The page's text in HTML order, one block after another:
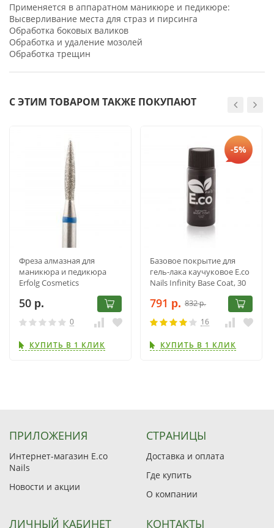
Применяется в аппаратном маникюре и педикюре:
Высверливание места для страз и пирсинга
Обработка боковых валиков
Обработка и удаление мозолей
Обработка трещин
С ЭТИМ ТОВАРОМ ТАКЖЕ ПОКУПАЮТ
Фреза алмазная для
маникюра и педикюра
Erfolg Cosmetics
50 р.
0
КУПИТЬ В 1 КЛИК
-5%
Базовое покрытие для
гель-лака каучуковое E.co
Nails Infinity Base Coat, 30
791 р. 832р.
16
КУПИТЬ В 1 КЛИК
ПРИЛОЖЕНИЯ
Интернет-магазин E.co
Nails
Новости и акции
СТРАНИЦЫ
Доставка и оплата
Где купить
О компании
ЛИЧНЫЙ КАБИНЕТ КОНТАКТЫ